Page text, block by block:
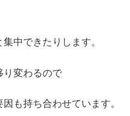
中できたりします。
り変わるので
も持ち合わせています。